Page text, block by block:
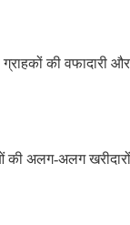
की वफादारी और
की अलग-अलग